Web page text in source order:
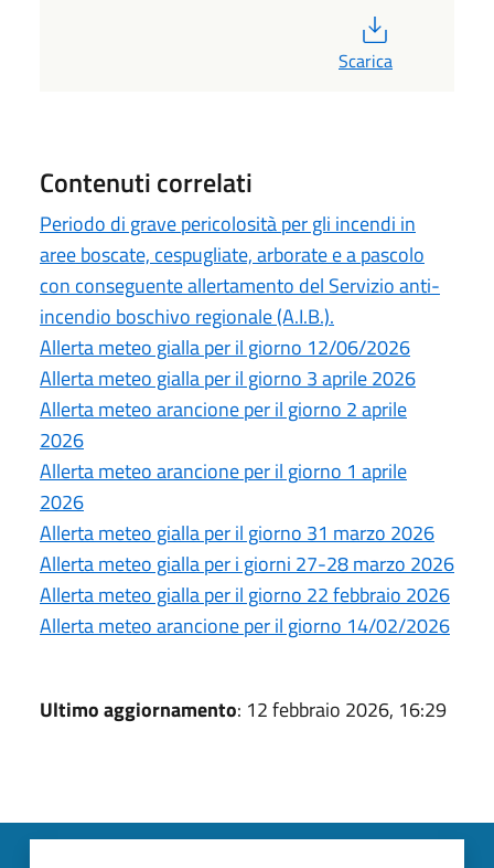
Scarica
Contenuti correlati
Periodo di grave pericolosità per gli incendi in
aree boscate, cespugliate, arborate e a pascolo
con conseguente allertamento del Servizio anti-
incendio boschivo regionale (A.I.B.).
Allerta meteo gialla per il giorno 12/06/2026
Allerta meteo gialla per il giorno 3 aprile 2026
Allerta meteo arancione per il giorno 2 aprile
2026
Allerta meteo arancione per il giorno 1 aprile
2026
Allerta meteo gialla per il giorno 31 marzo 2026
Allerta meteo gialla per i giorni 27-28 marzo 2026
Allerta meteo gialla per il giorno 22 febbraio 2026
Allerta meteo arancione per il giorno 14/02/2026
Ultimo aggiornamento: 12 febbraio 2026, 16:29